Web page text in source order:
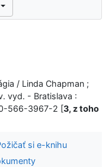
/ Linda Chapman ;
vyd. - Bratislava :
566-3967-2 [3, z toho
si e-knihu